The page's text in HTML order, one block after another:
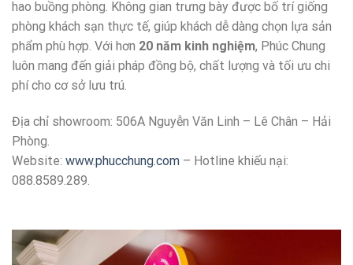
hao buồng phòng. Không gian trưng bày được bố trí giống
phòng khách sạn thực tế, giúp khách dễ dàng chọn lựa sản
phẩm phù hợp. Với hơn 20 năm kinh nghiệm, Phúc Chung
luôn mang đến giải pháp đồng bộ, chất lượng và tối ưu chi
phí cho cơ sở lưu trú.
Địa chỉ showroom: 506A Nguyễn Văn Linh – Lê Chân – Hải
Phòng.
Website: www.phucchung.com – Hotline khiếu nại:
088.8589.289.